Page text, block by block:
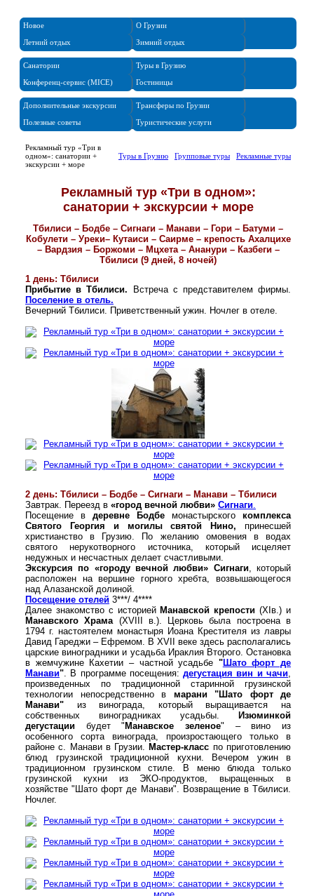
Новое
О Грузии
Летний отдых
Зимний отдых
Санатории
Туры в Грузию
Конференц-сервис (MICE)
Гостиницы
Дополнительные экскурсии
Трансферы по Грузии
Полезные советы
Туристические услуги
Рекламный тур «Три в
одном»: санатории +
экскурсии + море
Туры в Грузию Групповые туры Рекламные туры
Рекламный тур «Три в одном»:
санатории + экскурсии + море
Тбилиси – Бодбе – Сигнаги – Манави – Гори – Батуми –
Кобулети – Уреки– Кутаиси – Саирме – крепость Ахалцихе
– Вардзия – Боржоми – Мцхета – Ананури – Казбеги –
Тбилиси (9 дней, 8 ночей)
1 день: Тбилиси
Прибытие в Тбилиси.
Встреча с представителем фирмы.
Поселение в отель.
Вечерний Тбилиси. Приветственный ужин. Ночлег в отеле.
2 день: Тбилиси – Бодбе – Сигнаги – Манави – Тбилиси
Завтрак. Переезд в «город вечной любви» Сигнаги.
Посещение в деревне Бодбе монастырского комплекса
Святого Георгия и могилы святой Нино, принесшей
христианство в Грузию. По желанию омовения в водах
святого нерукотворного источника, который исцеляет
недужных и несчастных делает счастливыми.
Экскурсия по «городу вечной любви» Сигнаги, который
расположен на вершине горного хребта, возвышающегося
над Алазанской долиной.
Посещение отелей 3***/ 4****
Далее знакомство с историей Манавской крепости (XIв.) и
Манавского Храма(XVIII в.). Церковь была построена в
1794 г. настоятелем монастыря Иоана Крестителя из лавры
Давид Гареджи – Ефремом. В XVII веке здесь располагались
царские виноградники и усадьба Ираклия Второго. Остановка
в жемчужине Кахетии – частной усадьбе "Шато форт де
Манави". В программе посещения:дегустация вин и чачи,
произведенных по традиционной старинной грузинской
технологии непосредственно в марани "Шато форт де
Манави" из винограда, который выращивается на
собственных виноградниках усадьбы.
Изюминкой
дегустации будет " Манавское зеленое" – вино из
особенного сорта винограда, произростающего только в
районе с. Манави в Грузии. Мастер-класс по приготовлению
блюд грузинской традиционной кухни. Вечером ужин в
традиционном грузинском стиле. В меню блюда только
грузинской кухни из ЭКО-продуктов, выращенных в
хозяйстве "Шато форт де Манави". Возвращение в Тбилиси.
Ночлег.